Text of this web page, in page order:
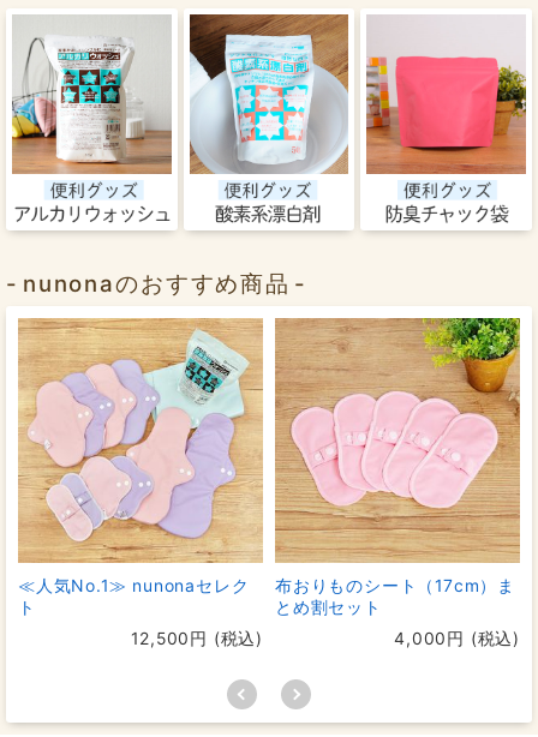
nunonaのおすすめ商品
≪人気No.1≫ nunonaセレク
ト
12,500円 (税込)
布おりものシート（17cm）ま
とめ割セット
4,000円 (税込)